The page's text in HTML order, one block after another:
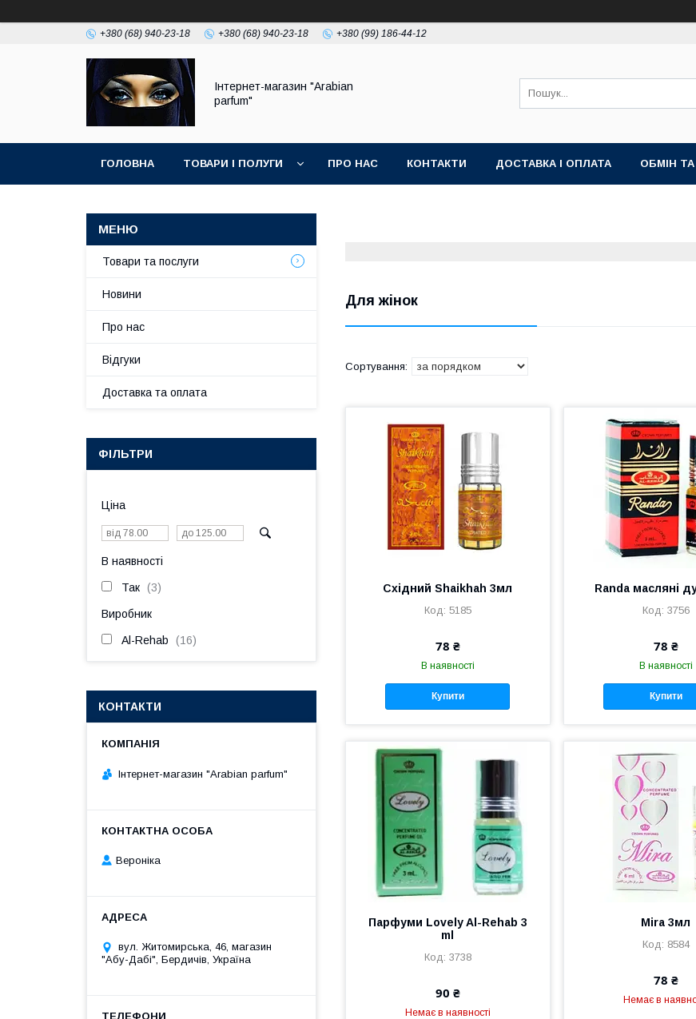
+380 (68) 940-23-18 +380 (68) 940-23-18 +380 (99) 186-44-12
Інтернет-магазин "Arabian
parfum"
ГОЛОВНА ТОВАРИ І ПОЛУГИ ПРО НАС КОНТАКТИ ДОСТАВКА І ОПЛАТА ОБМІН
Для жінок
Східний Shaikhah 3мл
5185
78 ₴
В наявності
Купити
Randa масляні
3756
78 ₴
В наявності
Купити
Парфуми Lovely Al-Rehab 3
ml
3738
90 ₴
Немає в наявності
Mira 3мл
8584
78 ₴
Немає в
Товари та послуги
Новини
Про нас
Відгуки
Доставка та оплата
ФІЛЬТРИ
Ціна
В наявності
Так 3
Виробник
Al-Rehab 16
КОНТАКТИ
Інтернет-магазин "Arabian parfum"
Вероніка
вул. Житомирська, 46, магазин
"Абу-Дабі", Бердичів, Україна